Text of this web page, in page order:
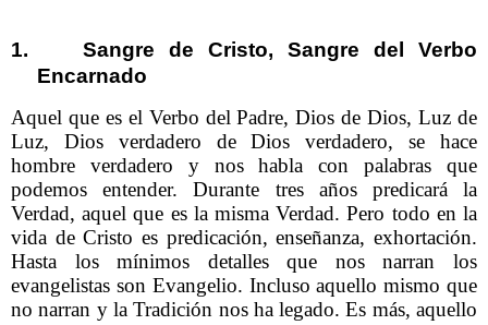
1.
Sangre de Cristo, Sangre del Verbo
Encarnado
Aquel que es el Verbo del Padre, Dios de Dios, Luz de
Luz, Dios verdadero de Dios verdadero, se hace
hombre verdadero y nos habla con palabras que
podemos entender. Durante tres años predicará la
Verdad, aquel que es la misma Verdad. Pero todo en la
vida de Cristo es predicación, enseñanza, exhortación.
Hasta los mínimos detalles que nos narran los
evangelistas son Evangelio. Incluso aquello mismo que
no narran y la Tradición nos ha legado. Es más, aquello